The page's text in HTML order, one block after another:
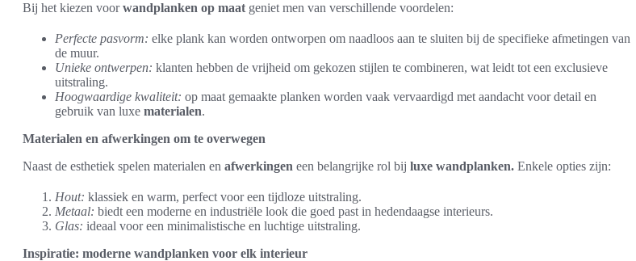
Bij het kiezen voorwandplanken op maat geniet men van verschillende voordelen:
Perfecte pasvorm: elke plank kan worden ontworpen om naadloos aan te sluiten bij de specifieke afmetingen van
de muur.
Unieke ontwerpen: klanten hebben de vrijheid om gekozen stijlen te combineren, wat leidt tot een exclusieve
uitstraling.
Hoogwaardige kwaliteit: op maat gemaakte planken worden vaak vervaardigd met aandacht voor detail en
gebruik van luxe materialen.
Materialen en afwerkingen om te overwegen
Naast de esthetiek spelen materialen en afwerkingen een belangrijke rol bij luxe wandplanken. Enkele opties zijn:
Hout: klassiek en warm, perfect voor een tijdloze uitstraling.
Metaal: biedt een moderne en industriële look die goed past in hedendaagse interieurs.
Glas: ideaal voor een minimalistische en luchtige uitstraling.
Inspiratie: moderne wandplanken voor elk interieur